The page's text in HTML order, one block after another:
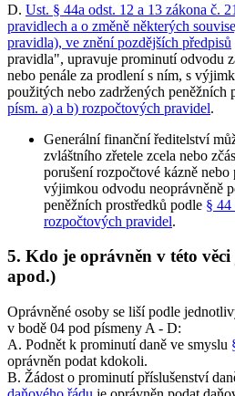
D. Ust. § 44a odst. 12 a 13 zákona č.
pravidlech a o změně některých
pravidla), ve znění pozdějších předpisů
pravidla", upravuje prominutí odvodu
nebo penále za prodlení s ním, s
použitých nebo zadržených peněžních
písm. a) a b) rozpočtových pravidel.
Generální finanční ředitelství
zvláštního zřetele zcela nebo
porušení rozpočtové kázně
výjimkou odvodu neoprávněně
peněžních prostředků podle § 44
rozpočtových pravidel.
5. Kdo je oprávněn v této
apod.)
Oprávněné osoby se liší podle
v bodě 04 pod písmeny A - D:
A. Podnět k prominutí daně ve smyslu
oprávněn podat kdokoli.
B. Žádost o prominutí příslušenství